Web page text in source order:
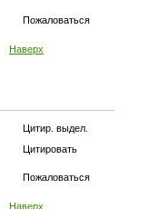
Пожаловаться
Наверх
Цитир. выдел.
Цитировать
Пожаловаться
Наверх